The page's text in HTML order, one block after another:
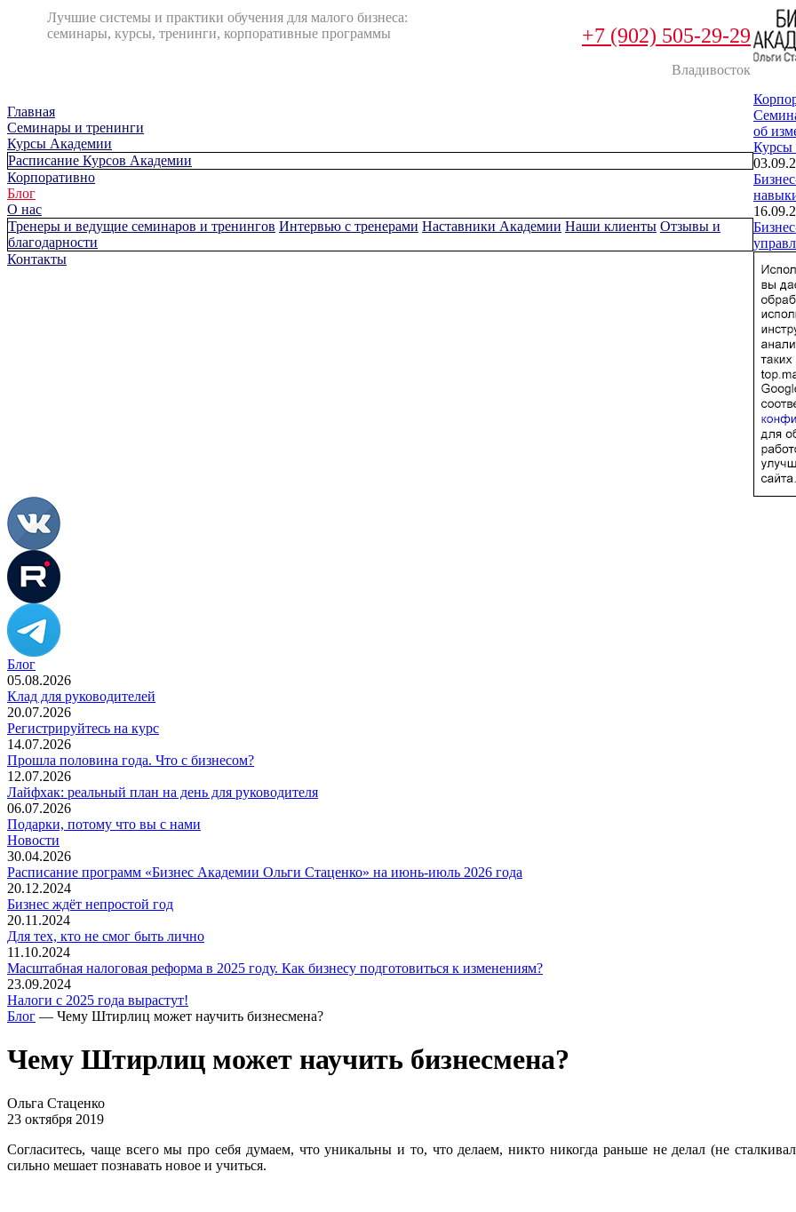
Лучшие системы и практики обучения для малого бизнеса:
семинары, курсы, тренинги, корпоративные программы
+7 (902) 505-29-29
Владивосток
Главная
Cеминары и тренинги
Курсы Академии
Расписание Курсов Академии
Корпоративно
Блог
О нас
Тренеры и ведущие семинаров и тренингов Интервью с тренерами Наставники Академии Наши клиенты Отзывы и
благодарности
Контакты
об
Курсы
Блог
05.08.2026
Клад для руководителей
20.07.2026
Регистрируйтесь на курс
14.07.2026
Прошла половина года. Что с бизнесом?
12.07.2026
Лайфхак: реальный план на день для руководителя
06.07.2026
Подарки, потому что вы с нами
Новости
30.04.2026
Расписание программ «Бизнес Академии Ольги Стаценко» на июнь-июль 2026 года
20.12.2024
Бизнес ждёт непростой год
20.11.2024
Для тех, кто не смог быть лично
11.10.2024
Масштабная налоговая реформа в 2025 году. Как бизнесу подготовиться к изменениям?
23.09.2024
Налоги с 2025 года вырастут!
Блог — Чему Штирлиц может научить бизнесмена?
Чему Штирлиц может научить бизнесмена?
Ольга Стаценко
23 октября 2019
Согласитесь, чаще всего мы про себя думаем, что уникальны и то, что делаем, никто никогда раньше не делал (не
сильно мешает познавать новое и учиться.